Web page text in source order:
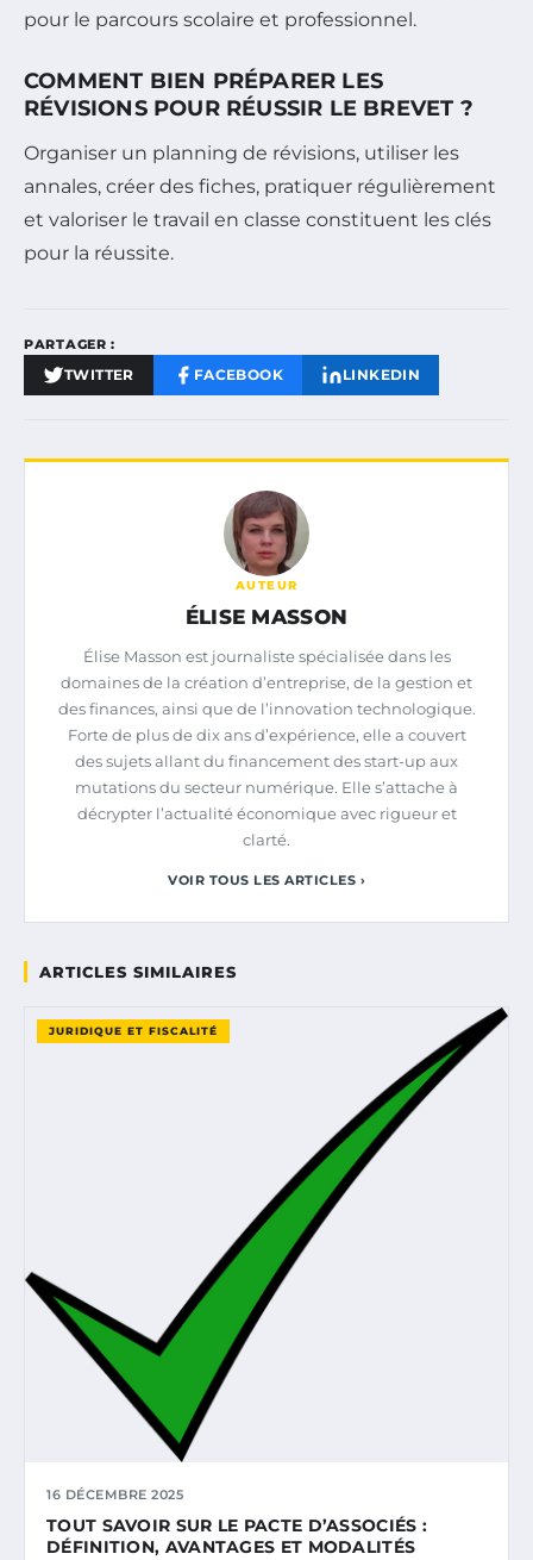
pour le parcours scolaire et professionnel.
COMMENT BIEN PRÉPARER LES
RÉVISIONS POUR RÉUSSIR LE BREVET ?
Organiser un planning de révisions, utiliser les
annales, créer des fiches, pratiquer régulièrement
et valoriser le travail en classe constituent les clés
pour la réussite.
PARTAGER :
TWITTER FACEBOOK LINKEDIN
AUTEUR
ÉLISE MASSON
Élise Masson est journaliste spécialisée dans les
domaines de la création d’entreprise, de la gestion et
des finances, ainsi que de l’innovation technologique.
Forte de plus de dix ans d’expérience, elle a couvert
des sujets allant du financement des start-up aux
mutations du secteur numérique. Elle s’attache à
décrypter l’actualité économique avec rigueur et
clarté.
VOIR TOUS LES ARTICLES ›
ARTICLES SIMILAIRES
JURIDIQUE ET FISCALITÉ
16 DÉCEMBRE 2025
TOUT SAVOIR SUR LE PACTE D’ASSOCIÉS :
DÉFINITION, AVANTAGES ET MODALITÉS